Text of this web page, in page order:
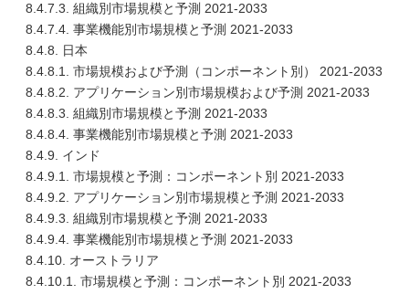
8.4.7.3. 組織別市場規模と予測 2021-2033
8.4.7.4. 事業機能別市場規模と予測 2021-2033
8.4.8. 日本
8.4.8.1. 市場規模および予測（コンポーネント別） 2021-2033
8.4.8.2. アプリケーション別市場規模および予測 2021-2033
8.4.8.3. 組織別市場規模と予測 2021-2033
8.4.8.4. 事業機能別市場規模と予測 2021-2033
8.4.9. インド
8.4.9.1. 市場規模と予測：コンポーネント別 2021-2033
8.4.9.2. アプリケーション別市場規模と予測 2021-2033
8.4.9.3. 組織別市場規模と予測 2021-2033
8.4.9.4. 事業機能別市場規模と予測 2021-2033
8.4.10. オーストラリア
8.4.10.1. 市場規模と予測：コンポーネント別 2021-2033